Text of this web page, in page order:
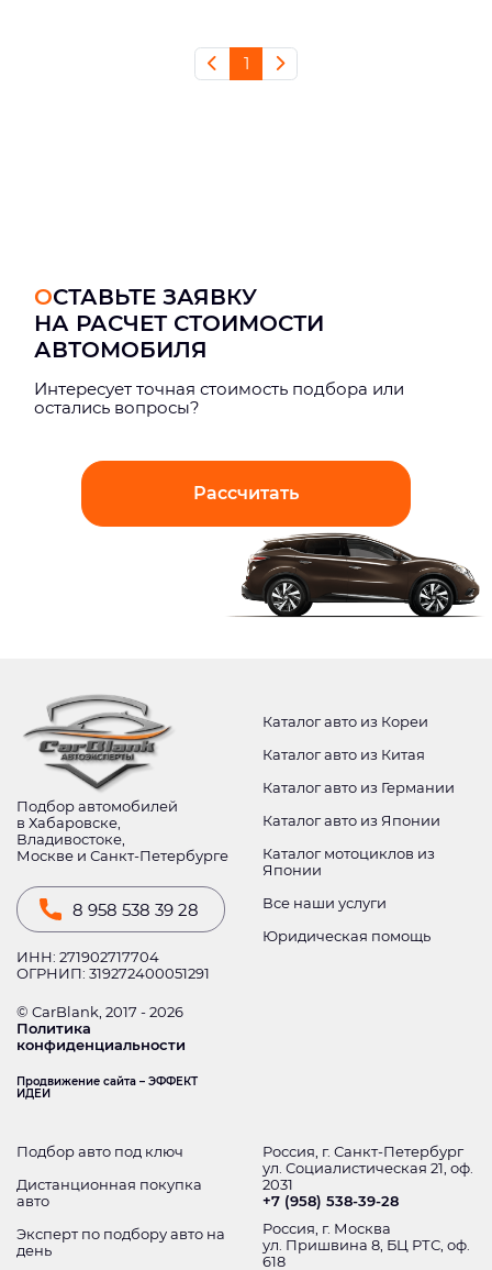
1
ОСТАВЬТЕ ЗАЯВКУ
НА РАСЧЕТ СТОИМОСТИ
АВТОМОБИЛЯ
Интерeсует точная стоимость подбора или
остались вопросы?
Рассчитать
Подбор автомобилей
в Хабаровске,
Владивостоке,
Москве и Санкт-Петербурге
8 958 538 39 28
ИНН: 271902717704
ОГРНИП: 319272400051291
© CarBlank, 2017 - 2026
Политика
конфиденциальности
Продвижение сайта – ЭФФЕКТ
ИДЕИ
Каталог авто из Кореи
Каталог авто из Китая
Каталог авто из Германии
Каталог авто из Японии
Каталог мотоциклов из
Японии
Все наши услуги
Юридическая помощь
Подбор авто под ключ
Дистанционная покупка
авто
Эксперт по подбору авто на
день
Россия, г. Санкт-Петербург
ул. Социалистическая 21, оф.
2031
+7 (958) 538-39-28
Россия, г. Москва
ул. Пришвина 8, БЦ РТС, оф.
618